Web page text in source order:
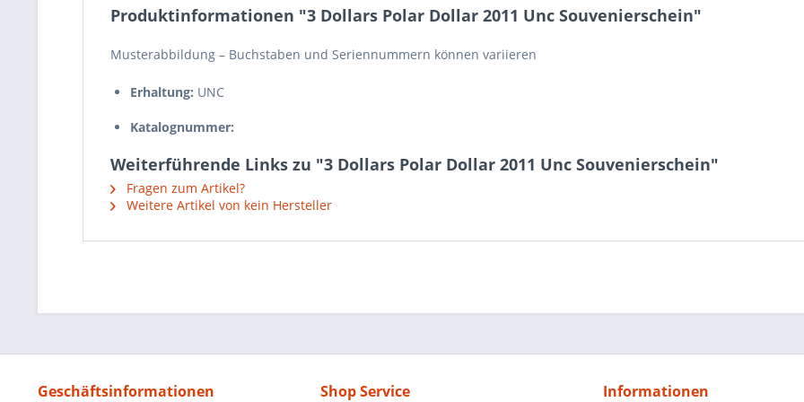
Produktinformationen "3 Dollars Polar Dollar 2011 Unc Souvenierschein"
Musterabbildung – Buchstaben und Seriennummern können variieren
Erhaltung: UNC
Katalognummer:
Weiterführende Links zu "3 Dollars Polar Dollar 2011 Unc Souvenierschein"
Fragen zum Artikel?
Weitere Artikel von kein Hersteller
Geschäftsinformationen Shop Service Informationen